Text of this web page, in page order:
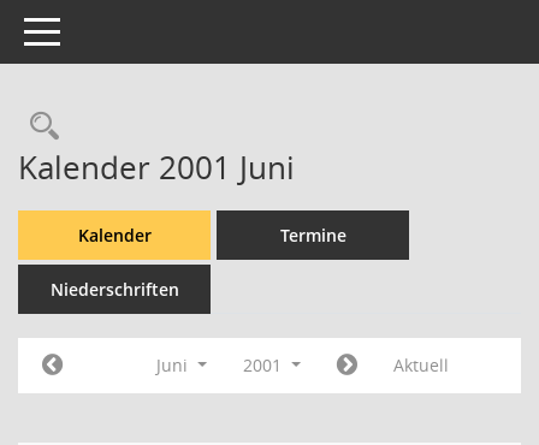
Toggle navigation
Rechercheauswahl
Kalender 2001 Juni
Kalender Termine
Niederschriften
Juni 2001 Aktuell